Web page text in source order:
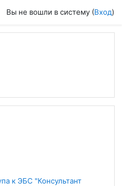
Вы не вошли в систему (Вход)
к ЭБС "Консультант